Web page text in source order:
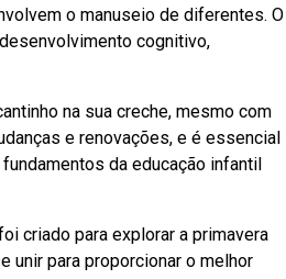
o manuseio de diferentes. O
cognitivo,
na sua creche, mesmo com
e renovações, e é essencial
da educação infantil
criado para explorar a primavera
unir para proporcionar o melhor